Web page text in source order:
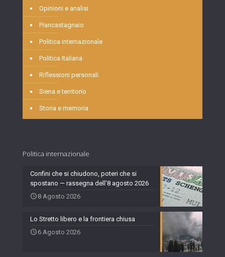
Opinioni e analisi
Piancastagnaio
Politica internazionale
Politica Italiana
Riflessioni personali
Siena e territorio
Storia e memoria
Politica internazionale
Confini che si chiudono, poteri che si
spostano — rassegna dell’8 agosto 2026
8 Agosto 2026
Lo Stretto libero e la frontiera chiusa
6 Agosto 2026